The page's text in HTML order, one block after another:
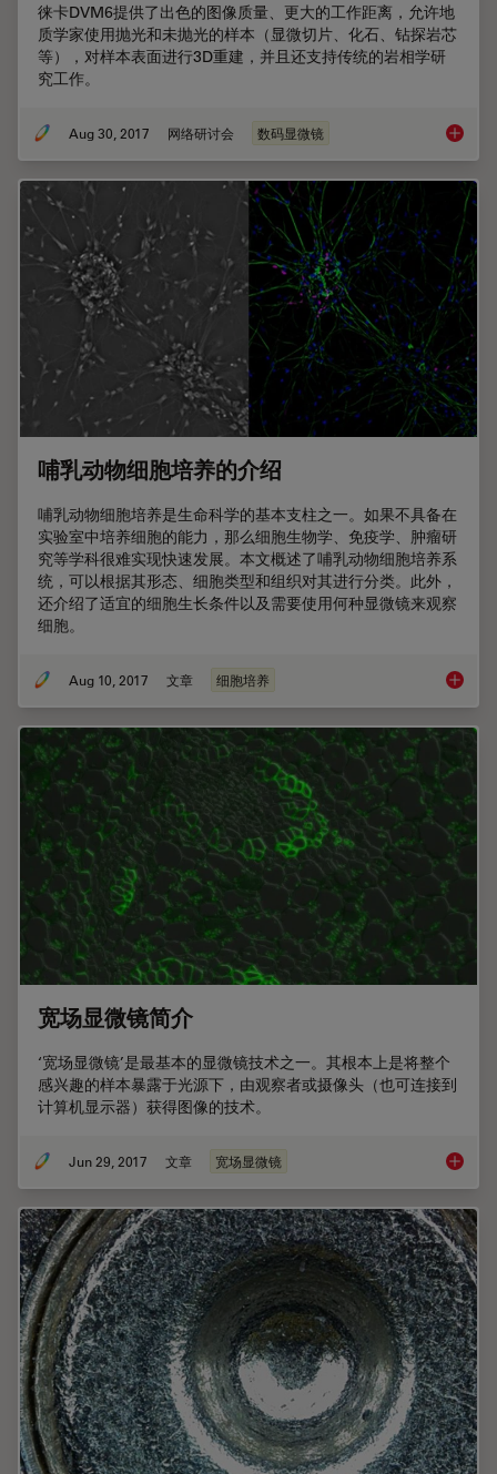
徕卡DVM6提供了出色的图像质量、更大的工作距离，允许地
质学家使用抛光和未抛光的样本（显微切片、化石、钻探岩芯
等），对样本表面进行3D重建，并且还支持传统的岩相学研
究工作。
Aug 30, 2017 网络研讨会 数码显微镜 地球科
哺乳动物细胞培养的介绍
哺乳动物细胞培养是生命科学的基本支柱之一。如果不具备在
实验室中培养细胞的能力，那么细胞生物学、免疫学、肿瘤研
究等学科很难实现快速发展。本文概述了哺乳动物细胞培养系
统，可以根据其形态、细胞类型和组织对其进行分类。此外，
还介绍了适宜的细胞生长条件以及需要使用何种显微镜来观察
细胞。
Aug 10, 2017 文章 细胞培养 哺乳动
宽场显微镜简介
‘宽场显微镜’是最基本的显微镜技术之一。其根本上是将整个
感兴趣的样本暴露于光源下，由观察者或摄像头（也可连接到
计算机显示器）获得图像的技术。
Jun 29, 2017 文章 宽场显微镜 宽场显